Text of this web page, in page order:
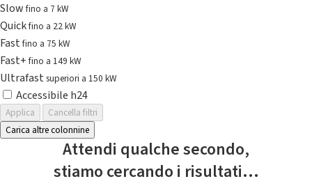
Slowfino a 7 kW
Quickfino a 22 kW
Fastfino a 75 kW
Fast+fino a 149 kW
Ultrafast superiori a 150 kW
Accessibile h24
Applica
Cancella filtri
Carica altre colonnine
Attendi qualche secondo,
stiamo cercando i risultati...